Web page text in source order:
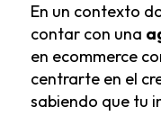
En un contexto
contar con una
en ecommerce
centrarte en el
sabiendo que tu